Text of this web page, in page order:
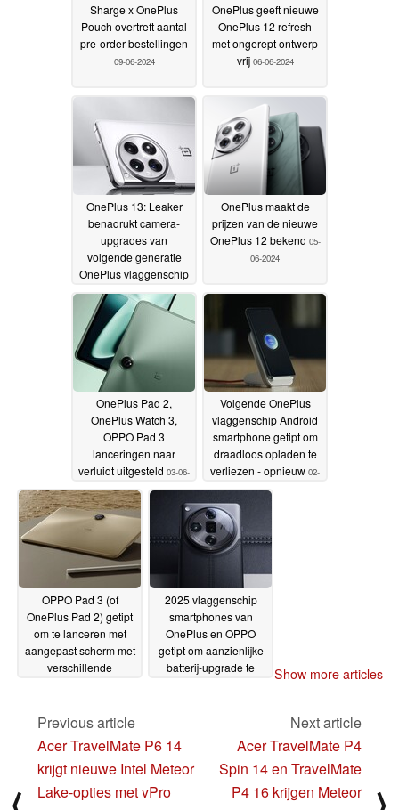
Sharge x OnePlus
Pouch overtreft aantal
pre-order bestellingen
09-06-2024
OnePlus geeft nieuwe
OnePlus 12 refresh
met ongerept ontwerp
vrij 06-06-2024
OnePlus 13: Leaker
benadrukt camera-
upgrades van
volgende generatie
OnePlus vlaggenschip
06-06-2024
OnePlus maakt de
prijzen van de nieuwe
OnePlus 12 bekend 05-
06-2024
OnePlus Pad 2,
OnePlus Watch 3,
OPPO Pad 3
lanceringen naar
verluidt uitgesteld 03-06-
2024
Volgende OnePlus
vlaggenschip Android
smartphone getipt om
draadloos opladen te
verliezen - opnieuw 02-
06-2024
OPPO Pad 3 (of
OnePlus Pad 2) getipt
om te lanceren met
aangepast scherm met
verschillende
2024
2025 vlaggenschip
smartphones van
OnePlus en OPPO
getipt om aanzienlijke
batterij-upgrade te
Show more articles
Previous article
Acer TravelMate P6 14
krijgt nieuwe Intel Meteor
Lake-opties met vPro
Next article
Acer TravelMate P4
Spin 14 en TravelMate
P4 16 krijgen Meteor